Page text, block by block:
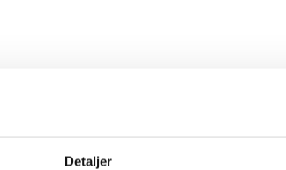
Detaljer